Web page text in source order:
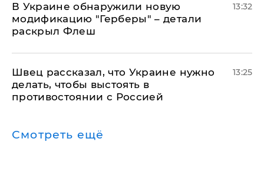
В Украине обнаружили новую
модификацию "Герберы" – детали
раскрыл Флеш
13:32
Швец рассказал, что Украине нужно
делать, чтобы выстоять в
противостоянии с Россией
13:25
Смотреть ещё